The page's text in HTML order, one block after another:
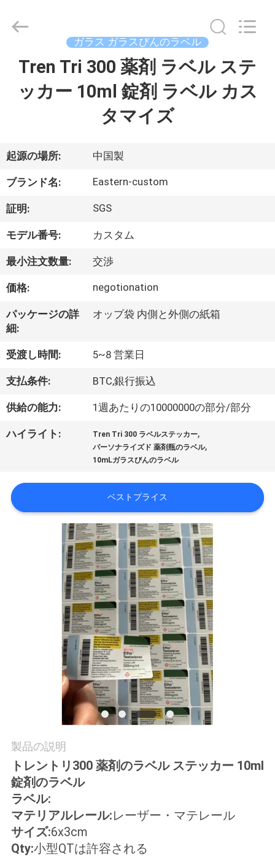
ダ
ク
ト
私
に
つ
い
て
工
場
行
絡
し
な
さ
い
2017
(Xiamen)
ガラス ガラスびんのラベル
Tren Tri 300 薬剤 ラベル ステ
ッカー 10ml 錠剤 ラベル カス
タマイズ
起源の場所: 中国製
ブランド名: Eastern-custom
証明: SGS
モデル番号: カスタム
最小注文数量: 交渉
価格: negotionation
パッケージの詳
細:
オップ袋 内側と外側の紙箱
受渡し時間: 5~8 営業日
支払条件: BTC,銀行振込
供給の能力: 1週あたりの10000000の部分/部分
ハイライト: Tren Tri 300 ラベルステッカー,
パーソナライズド 薬剤瓶のラベル,
10mLガラスびんのラベル
ベストプライス
製品の説明
トレントリ300 薬剤のラベル ステッカー 10ml
錠剤のラベル
ラベル:
マテリアルレール:レーザー・マテレール
サイズ:6x3cm
Qty:小型QTは許容される